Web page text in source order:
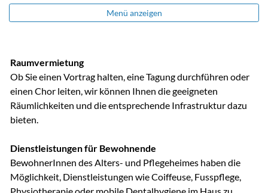
Menü anzeigen
Raumvermietung
Ob Sie einen Vortrag halten, eine Tagung durchführen oder
einen Chor leiten, wir können Ihnen die geeigneten
Räumlichkeiten und die entsprechende Infrastruktur dazu
bieten.
Dienstleistungen für Bewohnende
BewohnerInnen des Alters- und Pflegeheimes haben die
Möglichkeit, Dienstleistungen wie Coiffeuse, Fusspflege,
Physiotherapie oder mobile Dentalhygiene im Haus zu